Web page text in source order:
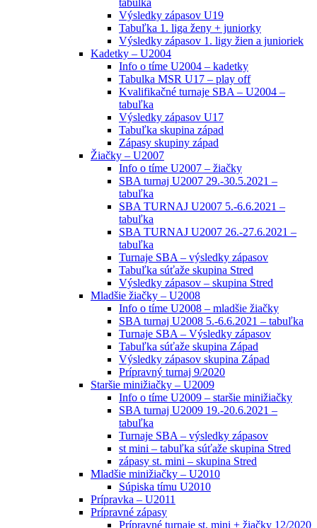
Výsledky zápasov U19
Tabuľka 1. liga ženy + juniorky
Výsledky zápasov 1. ligy žien a junioriek
Kadetky – U2004
Info o tíme U2004 – kadetky
Tabulka MSR U17 – play off
Kvalifikačné turnaje SBA – U2004 –
tabuľka
Výsledky zápasov U17
Tabuľka skupina západ
Zápasy skupiny západ
Žiačky – U2007
Info o tíme U2007 – žiačky
SBA turnaj U2007 29.-30.5.2021 –
tabuľka
SBA TURNAJ U2007 5.-6.6.2021 –
tabuľka
SBA TURNAJ U2007 26.-27.6.2021 –
tabuľka
Turnaje SBA – výsledky zápasov
Tabuľka súťaže skupina Stred
Výsledky zápasov – skupina Stred
Mladšie žiačky – U2008
Info o tíme U2008 – mladšie žiačky
SBA turnaj U2008 5.-6.6.2021 – tabuľka
Turnaje SBA – Výsledky zápasov
Tabuľka súťaže skupina Západ
Výsledky zápasov skupina Západ
Prípravný turnaj 9/2020
Staršie minižiačky – U2009
Info o tíme U2009 – staršie minižiačky
SBA turnaj U2009 19.-20.6.2021 –
tabuľka
Turnaje SBA – výsledky zápasov
st mini – tabuľka súťaže skupina Stred
zápasy st. mini – skupina Stred
Mladšie minižiačky – U2010
Súpiska tímu U2010
Prípravka – U2011
Prípravné zápasy
Prípravné turnaje st. mini + žiačky 12/2020